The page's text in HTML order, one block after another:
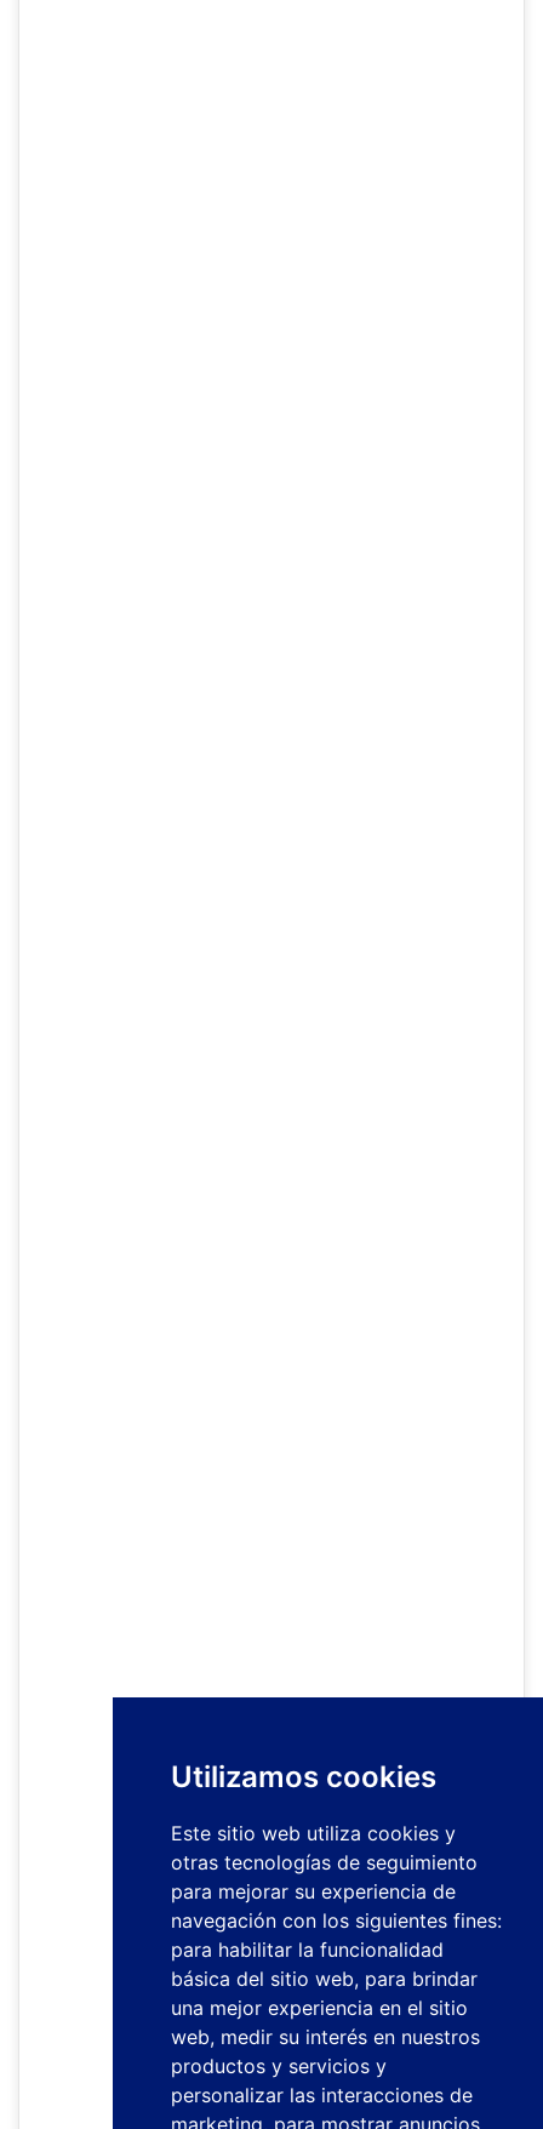
Utilizamos cookies
Este sitio web utiliza cookies y
otras tecnologías de seguimiento
para mejorar su experiencia de
navegación con los siguientes fines:
para habilitar la funcionalidad
básica del sitio web, para brindar
una mejor experiencia en el sitio
web, medir su interés en nuestros
productos y servicios y
personalizar las interacciones de
marketing, para mostrar anuncios